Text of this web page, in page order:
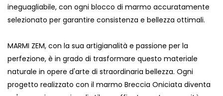
ineguagliabile, con ogni blocco di marmo accuratamente
selezionato per garantire consistenza e bellezza ottimali.
MARMI ZEM, con la sua artigianalità e passione per la
perfezione, è in grado di trasformare questo materiale
naturale in opere d'arte di straordinaria bellezza. Ogni
progetto realizzato con il marmo Breccia Oniciata diventa